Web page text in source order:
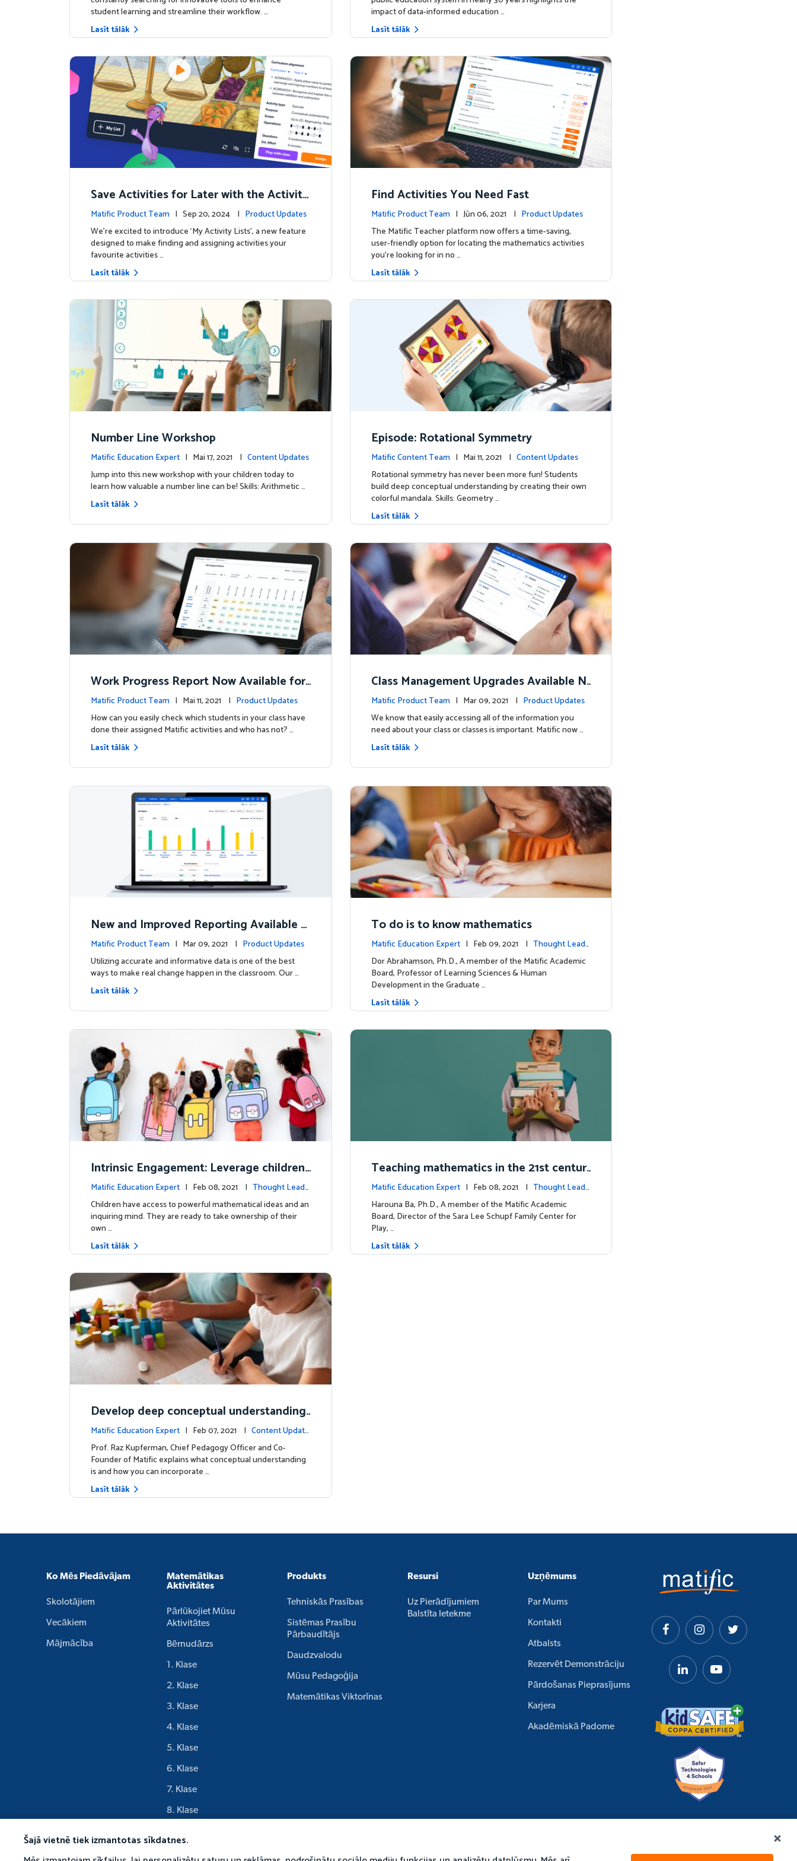
Šajā vietnē tiek izmantotas sīkdatnes.
student learning and streamline their workflow. …
Lasīt tālāk
impact of data-informed education …
Lasīt tālāk
Save Activities for Later with the Activity
Lists Feature
Matific Product Team | Sep 20, 2024 | Product Updates
We're excited to introduce ‘My Activity Lists’, a new feature
designed to make finding and assigning activities your
favourite activities …
Lasīt tālāk
Find Activities You Need Fast
Matific Product Team | Jūn 06, 2021 | Product Updates
The Matific Teacher platform now offers a time-saving,
user-friendly option for locating the mathematics activities
you're looking for in no …
Lasīt tālāk
Number Line Workshop
Matific Education Expert | Mai 17, 2021 | Content Updates
Jump into this new workshop with your children today to
learn how valuable a number line can be! Skills: Arithmetic …
Lasīt tālāk
Episode: Rotational Symmetry
Matific Content Team | Mai 11, 2021 | Content Updates
Rotational symmetry has never been more fun! Students
build deep conceptual understanding by creating their own
colorful mandala. Skills: Geometry …
Lasīt tālāk
Work Progress Report Now Available for
Teachers
Matific Product Team | Mai 11, 2021 | Product Updates
How can you easily check which students in your class have
done their assigned Matific activities and who has not? …
Lasīt tālāk
Class Management Upgrades Available N
ow!
Matific Product Team | Mar 09, 2021 | Product Updates
We know that easily accessing all of the information you
need about your class or classes is important. Matific now …
Lasīt tālāk
New and Improved Reporting Available N
ow!
Matific Product Team | Mar 09, 2021 | Product Updates
Utilizing accurate and informative data is one of the best
ways to make real change happen in the classroom. Our …
Lasīt tālāk
To do is to know mathematics
Matific Education Expert | Feb 09, 2021 | Thought Leade
rship
Dor Abrahamson, Ph.D., A member of the Matific Academic
Board, Professor of Learning Sciences & Human
Development in the Graduate …
Lasīt tālāk
Intrinsic Engagement: Leverage children'
s mathematical potential and inquiring m
ind
Matific Education Expert | Feb 08, 2021 | Thought Leade
rship
Children have access to powerful mathematical ideas and an
inquiring mind. They are ready to take ownership of their
own …
Lasīt tālāk
Teaching mathematics in the 21st centur
y
Matific Education Expert | Feb 08, 2021 | Thought Leade
rship
Harouna Ba, Ph.D., A member of the Matific Academic
Board, Director of the Sara Lee Schupf Family Center for
Play, …
Lasīt tālāk
Develop deep conceptual understanding
in mathematics
Matific Education Expert | Feb 07, 2021 | Content Update
s
Prof. Raz Kupferman, Chief Pedagogy Officer and Co-
Founder of Matific explains what conceptual understanding
is and how you can incorporate …
Lasīt tālāk
Ko Mēs Piedāvājam
Skolotājiem
Vecākiem
Mājmācība
Matemātikas
Aktivitātes
Pārlūkojiet Mūsu
Aktivitātes
Bērnudārzs
1. Klase
2. Klase
3. Klase
4. Klase
5. Klase
6. Klase
7. Klase
8. Klase
Produkts
Tehniskās Prasības
Sistēmas Prasību
Pārbaudītājs
Daudzvalodu
Mūsu Pedagoģija
Matemātikas Viktorīnas
Resursi
Uz Pierādījumiem
Balstīta Ietekme
Uzņēmums
Par Mums
Kontakti
Atbalsts
Rezervēt Demonstrāciju
Pārdošanas Pieprasījums
Karjera
Akadēmiskā Padome